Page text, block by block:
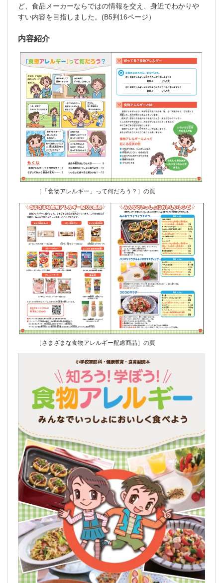
ど、食品メーカーならではの情報を交え、身近でわかりや
すい内容を目指しました。(B5判16ページ）
内容紹介
［「食物アレルギー」って何だろう？］の頁
［さまざまな食物アレルギー配慮商品］の頁